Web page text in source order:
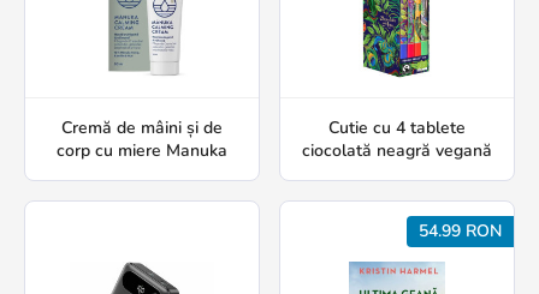
Cremă de mâini și de
corp cu miere Manuka
Cutie cu 4 tablete
ciocolată neagră vegană
54.99 RON